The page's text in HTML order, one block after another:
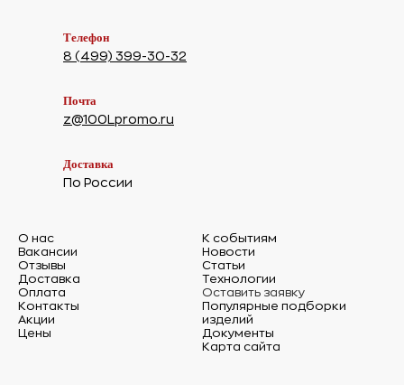
Телефон
8 (499) 399-30-32
Почта
z@100Lpromo.ru
Доставка
По России
О нас
Вакансии
Отзывы
Доставка
Оплата
Контакты
Акции
Цены
К событиям
Новости
Статьи
Технологии
Оставить заявку
Популярные подборки
изделий
Документы
Карта сайта